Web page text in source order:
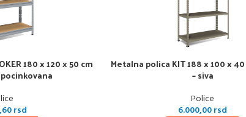
180 x 120 x 50 cm
rsd
Metalna polica KIT 188 x 100 x 40
– siva
Police
6.000,00rsd